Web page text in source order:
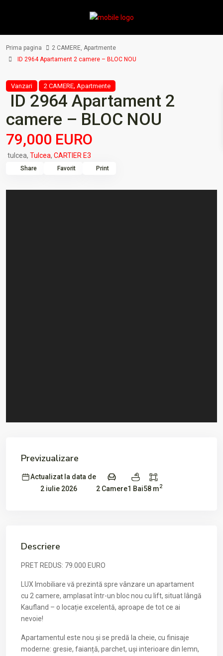
Prima pagina 2 CAMERE, Apartmente
ID 2964 Apartament 2 camere – BLOC NOU
Vanzari 2 CAMERE, Apartmente
ID 2964 Apartament 2
camere – BLOC NOU
79,000 EURO
tulcea, Tulcea, CARTIER E3
Share Favorit Print
Previzualizare
Actualizat la data de
2 iulie 2026
2 Camere1 Bai58 m2
Descriere
PRET REDUS: 79.000 EURO
LUX Imobiliare vă prezintă spre vânzare un apartament
cu 2 camere, amplasat într-un bloc nou cu lift, situat lângă
Kaufland – o locație excelentă, aproape de tot ce ai
nevoie!
Apartamentul este nou și se predă la cheie, cu finisaje
moderne: gresie, faianță, parchet, uși interioare din lemn,